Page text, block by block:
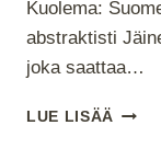
Kuolema:
abstraktisti
joka saattaa…
LUE LISÄÄ